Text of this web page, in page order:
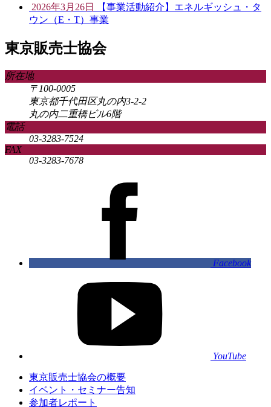
2026年3月26日
【事業活動紹介】エネルギッシュ・タ
ウン（E・T）事業
東京販売士協会
所在地
〒100-0005
東京都千代田区丸の内3-2-2
丸の内二重橋ビル6階
電話
03-3283-7524
FAX
03-3283-7678
Facebook
YouTube
東京販売士協会の概要
イベント・セミナー告知
参加者レポート